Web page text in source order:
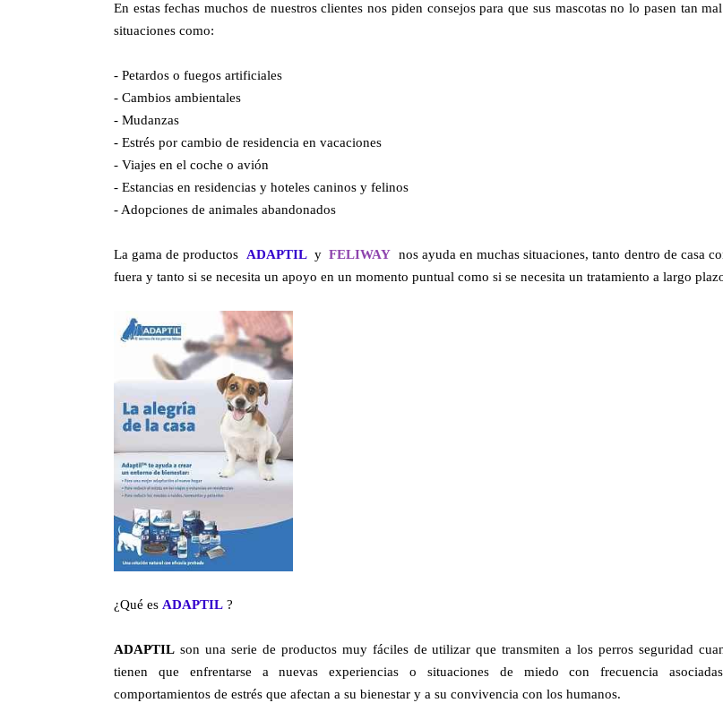
En estas fechas muchos de nuestros clientes nos piden consejos para que sus mascotas no lo pasen tan
situaciones como:
- Petardos o fuegos artificiales
- Cambios ambientales
- Mudanzas
- Estrés por cambio de residencia en vacaciones
- Viajes en el coche o avión
- Estancias en residencias y hoteles caninos y felinos
- Adopciones de animales abandonados
La gama de productos ADAPTIL yFELIWAY nos ayuda en muchas situaciones, tanto dentro de casa
fuera y tanto si se necesita un apoyo en un momento puntual como si se necesita un tratamiento a largo
¿Qué es ADAPTIL ?
ADAPTIL son una serie de productos muy fáciles de utilizar que transmiten a los perros seguridad
tienen que enfrentarse a nuevas experiencias o situaciones de miedo con frecuencia
comportamientos de estrés que afectan a su bienestar y a su convivencia con los humanos.